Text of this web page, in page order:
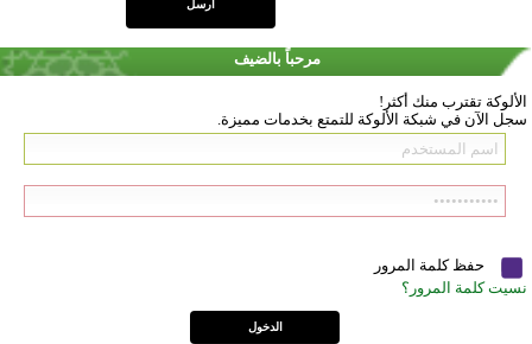
مرحباً بالضيف
الألوكة تقترب منك أكثر!
سجل الآن في شبكة الألوكة للتمتع بخدمات مميزة.
حفظ كلمة المرور
نسيت كلمة المرور؟